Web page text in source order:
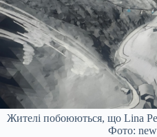
Жителі побоюються, що Lina
Фото: